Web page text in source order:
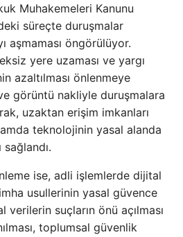
Muhakemeleri Kanunu
süreçte duruşmalar
aşmaması öngörülüyor.
yere uzaması ve yargı
azaltılması önlenmeye
ve görüntü nakliyle duruşmalara
uzaktan erişim imkanları
teknolojinin yasal alanda
ise, adli işlemlerde dijital
usullerinin yasal güvence
verilerin suçların önü açılması
toplumsal güvenlik